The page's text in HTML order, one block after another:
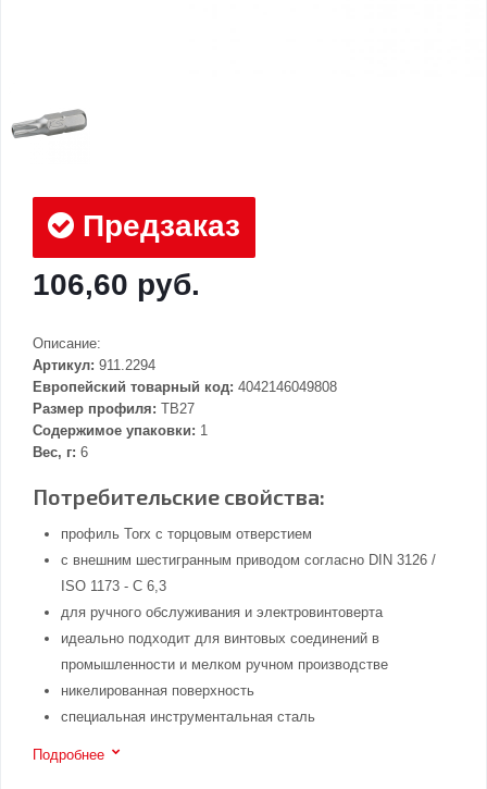
Предзаказ
106,60 руб.
Описание:
Артикул: 911.2294
Европейский товарный код: 4042146049808
Размер профиля: TB27
Содержимое упаковки: 1
Вес, г: 6
Потребительские свойства:
профиль Torx с торцовым отверстием
с внешним шестигранным приводом согласно DIN 3126 /
ISO 1173 - C 6,3
для ручного обслуживания и электровинтоверта
идеально подходит для винтовых соединений в
промышленности и мелком ручном производстве
никелированная поверхность
специальная инструментальная сталь
Подробнее